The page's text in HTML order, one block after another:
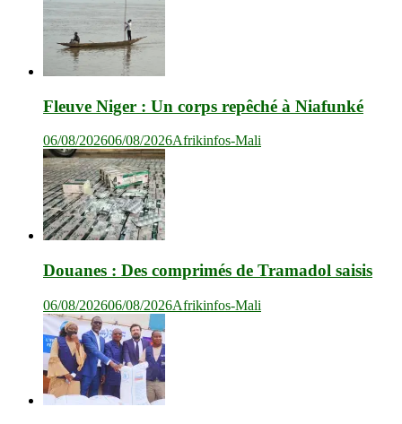
Fleuve Niger : Un corps repêché à Niafunké
06/08/202606/08/2026Afrikinfos-Mali
Douanes : Des comprimés de Tramadol saisis
06/08/202606/08/2026Afrikinfos-Mali